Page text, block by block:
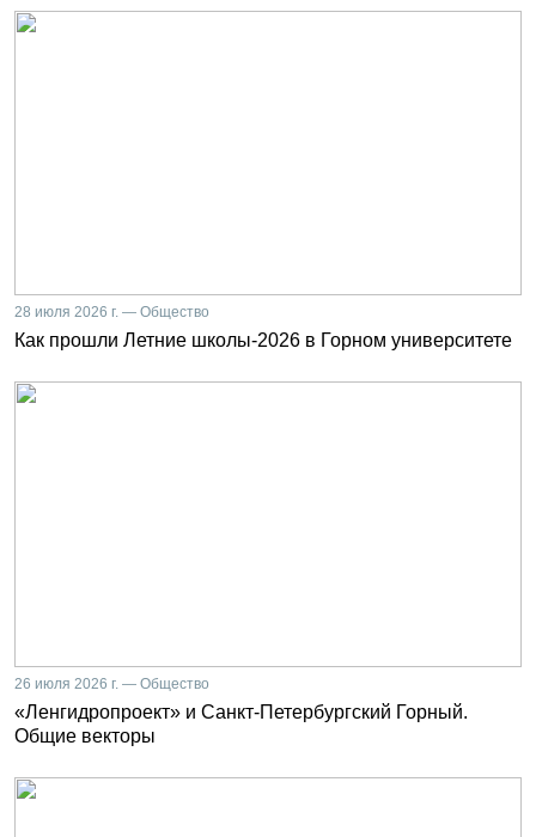
28 июля 2026 г. — Общество
Как прошли Летние школы-2026 в Горном университете
26 июля 2026 г. — Общество
«Ленгидропроект» и Санкт-Петербургский Горный.
Общие векторы